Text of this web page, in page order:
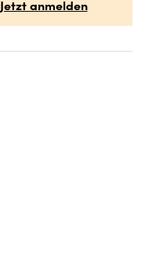
Jetzt anmelden